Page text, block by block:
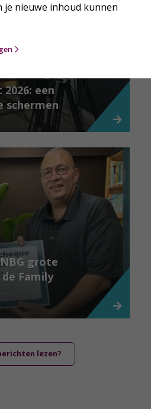
een
schermen
grote
Family
lezen?
je nieuwe inhoud kunnen